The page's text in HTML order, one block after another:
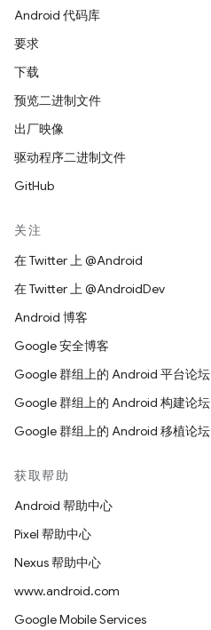
Android 代码库
要求
下载
预览二进制文件
出厂映像
驱动程序二进制文件
GitHub
关注
在 Twitter 上 @Android
在 Twitter 上 @AndroidDev
Android 博客
Google 安全博客
Google 群组上的 Android 平台论坛
Google 群组上的 Android 构建论坛
Google 群组上的 Android 移植论坛
获取帮助
Android 帮助中心
Pixel 帮助中心
Nexus 帮助中心
www.android.com
Google Mobile Services